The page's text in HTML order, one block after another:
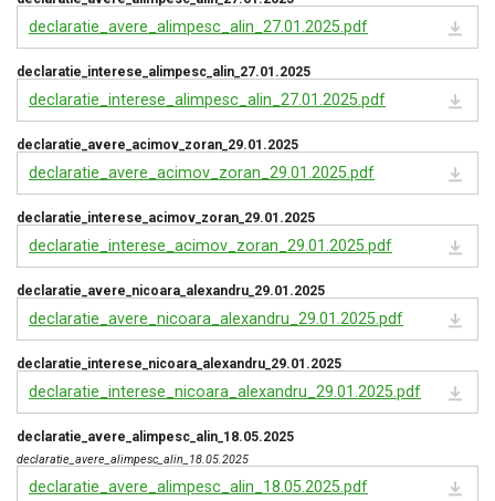
declaratie_avere_alimpesc_alin_27.01.2025.pdf
declaratie_interese_alimpesc_alin_27.01.2025
declaratie_interese_alimpesc_alin_27.01.2025.pdf
declaratie_avere_acimov_zoran_29.01.2025
declaratie_avere_acimov_zoran_29.01.2025.pdf
declaratie_interese_acimov_zoran_29.01.2025
declaratie_interese_acimov_zoran_29.01.2025.pdf
declaratie_avere_nicoara_alexandru_29.01.2025
declaratie_avere_nicoara_alexandru_29.01.2025.pdf
declaratie_interese_nicoara_alexandru_29.01.2025
declaratie_interese_nicoara_alexandru_29.01.2025.pdf
declaratie_avere_alimpesc_alin_18.05.2025
declaratie_avere_alimpesc_alin_18.05.2025
declaratie_avere_alimpesc_alin_18.05.2025.pdf